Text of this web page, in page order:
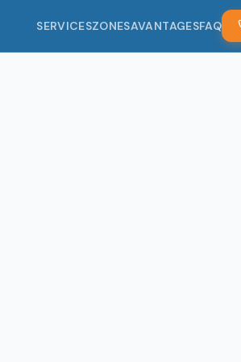
SERVICESZONESAVANTAGESFAQ